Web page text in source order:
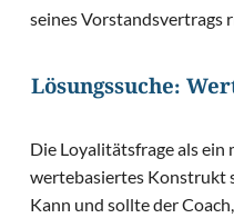
seines Vorstandsvertrags
Lösungssuche:
Die Loyalitätsfrage als ein
wertebasiertes Konstrukt
Kann und sollte der